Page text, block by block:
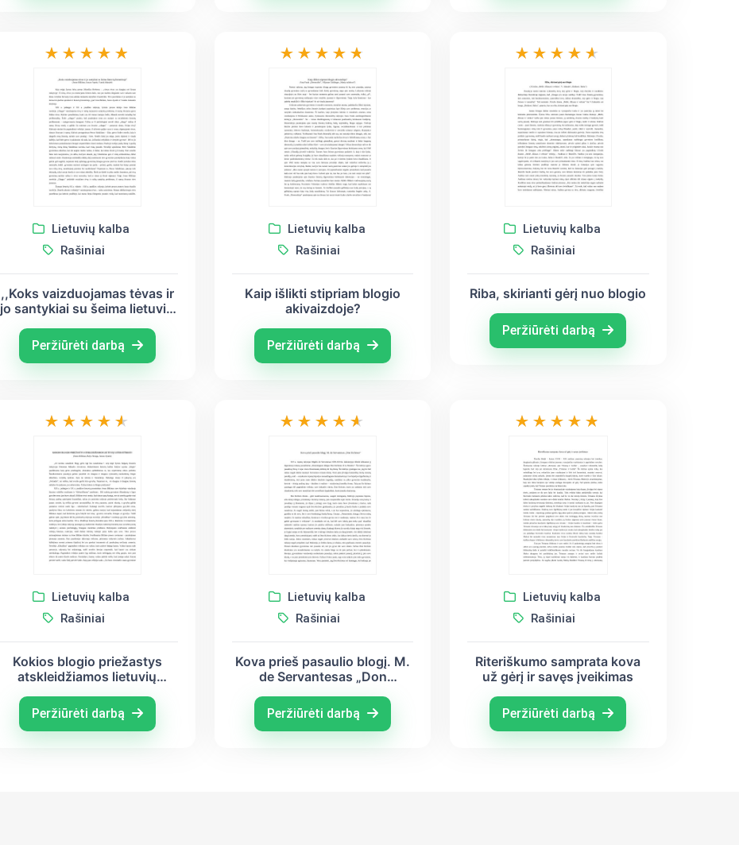
Lietuvių kalba
Rašiniai
,,Koks vaizduojamas tėvas ir
jo santykiai su šeima lietuvių
Juozas Aputis, Vanda
Juknaitė)
Peržiūrėti darbą
Lietuvių kalba
Rašiniai
Kaip išlikti stipriam blogio
akivaizdoje?
Peržiūrėti darbą
Lietuvių kalba
Rašiniai
Riba, skirianti gėrį nuo blogio
Peržiūrėti darbą
Lietuvių kalba
Rašiniai
Kokios blogio priežastys
atskleidžiamos lietuvių
Balys Sruoga, Juozas Aputis)
Peržiūrėti darbą
Lietuvių kalba
Rašiniai
Kova prieš pasaulio blogį. M.
de Servantesas „Don
Peržiūrėti darbą
Lietuvių kalba
Rašiniai
Riteriškumo samprata kova
už gėrį ir savęs įveikimas
Peržiūrėti darbą